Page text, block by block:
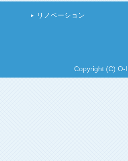
リノベーション
Copyright (C) O-